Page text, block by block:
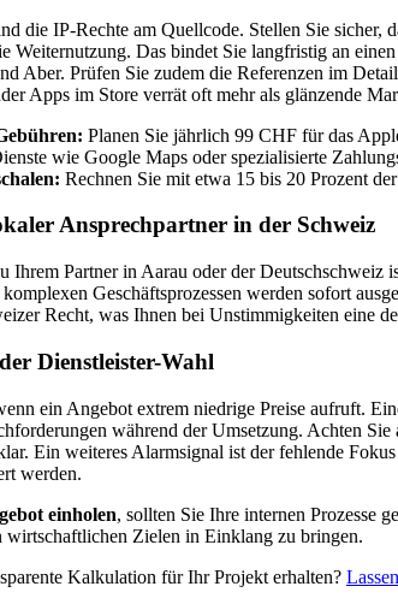
die IP-Rechte am Quellcode. Stellen Sie sicher,
Weiternutzung. Das bindet Sie langfristig an
Aber. Prüfen Sie zudem die Referenzen im
Apps im Store verrät oft mehr als glänzende
Planen Sie jährlich 99 CHF für das
wie Google Maps oder spezialisierte
Rechnen Sie mit etwa 15 bis 20 Prozent
Ansprechpartner in der Schweiz
Ihrem Partner in Aarau oder der Deutschschweiz
Geschäftsprozessen werden sofort
Recht, was Ihnen bei Unstimmigkeiten eine
Dienstleister-Wahl
ein Angebot extrem niedrige Preise aufruft.
während der Umsetzung. Achten
Ein weiteres Alarmsignal ist der fehlende
werden.
einholen, sollten Sie Ihre internen Prozesse
wirtschaftlichen Zielen in Einklang zu bringen.
Kalkulation für Ihr Projekt erhalten?